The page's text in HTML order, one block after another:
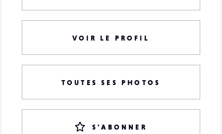
VOIR LE PROFIL
TOUTES SES PHOTOS
S'ABONNER